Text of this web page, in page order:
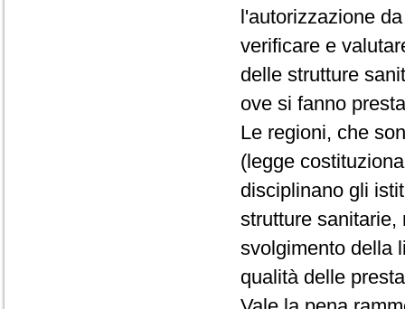
l'autorizzazione
verificare e
delle strutture
ove si fanno
Le regioni, che
(legge
disciplinano gli
strutture sanitarie,
svolgimento della
qualità delle